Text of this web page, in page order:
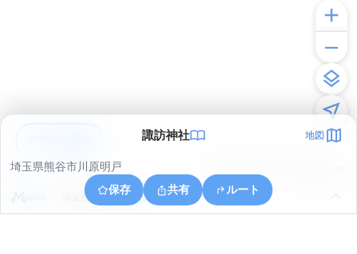
諏訪神社 地図
埼玉県熊谷市川原明戸
保存
共有 ルート
埼玉県深谷市白草台